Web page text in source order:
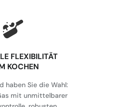
FLEXIBILITÄT
KOCHEN
haben Sie die Wahl:
mit unmittelbarer